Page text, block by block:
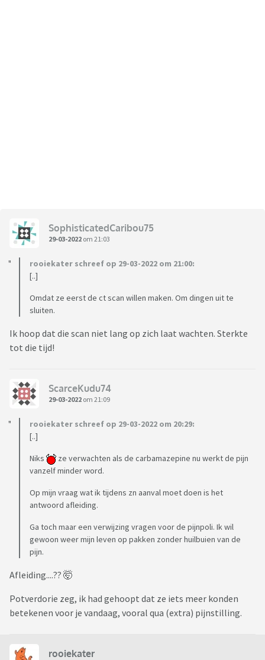
SophisticatedCaribou75
29-03-2022 om 21:03
rooiekater schreef op 29-03-2022 om 21:00:
[..]
Omdat ze eerst de ct scan willen maken. Om dingen uit te
sluiten.
Ik hoop dat die scan niet lang op zich laat wachten. Sterkte
tot die tijd!
ScarceKudu74
29-03-2022 om 21:09
rooiekater schreef op 29-03-2022 om 20:29:
[..]
Niks
ze verwachten als de carbamazepine nu werkt de pijn
vanzelf minder word.
Op mijn vraag wat ik tijdens zn aanval moet doen is het
antwoord afleiding.
Ga toch maar een verwijzing vragen voor de pijnpoli. Ik wil
gewoon weer mijn leven op pakken zonder huilbuien van de
pijn.
Afleiding....?? 🤯
Potverdorie zeg, ik had gehoopt dat ze iets meer konden
betekenen voor je vandaag, vooral qua (extra) pijnstilling.
rooiekater